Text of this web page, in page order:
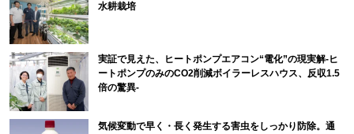
水耕栽培
実証で見えた、ヒートポンプエアコン“電化”の現実解-ヒ
ートポンプのみのCO2削減ボイラーレスハウス、反収1.5
倍の驚異-
気候変動で早く・長く発生する害虫をしっかり防除。通